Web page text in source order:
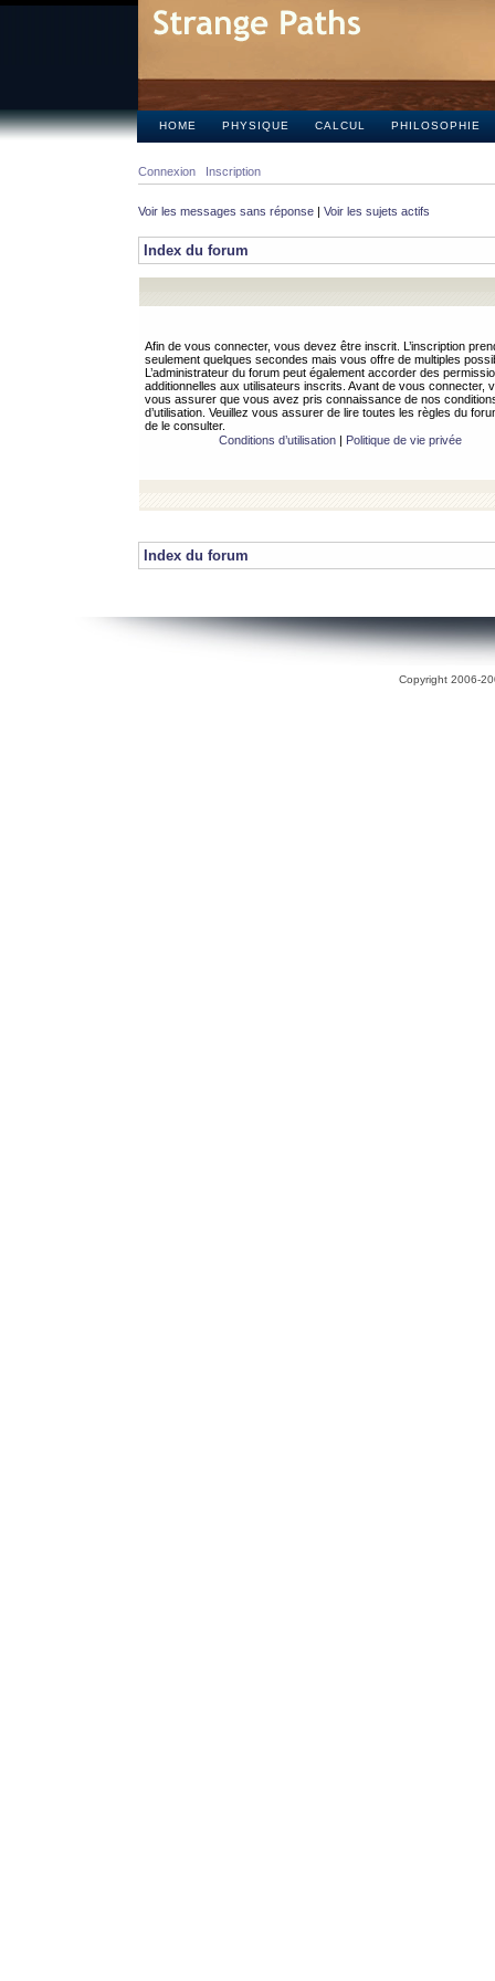
HOME PHYSIQUE CALCUL PHILOSOPHIE
Connexion Inscription
Voir les messages sans réponse | Voir les sujets actifs
Index du forum
Afin de vous connecter, vous devez être inscrit. L’inscription
seulement quelques secondes mais vous offre de multiples
L’administrateur du forum peut également accorder des
additionnelles aux utilisateurs inscrits. Avant de vous connecter,
vous assurer que vous avez pris connaissance de nos
d’utilisation. Veuillez vous assurer de lire toutes les règles du
de le consulter.
Conditions d’utilisation| Politique de vie privée
Index du forum
Copyright 2006-